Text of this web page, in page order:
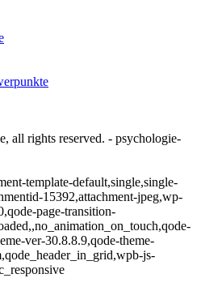
all rights reserved. - psychologie-
template-default,single,single-
15392,attachment-jpeg,wp-
page-transition-
ver-30.8.8.9,qode-theme-
js-